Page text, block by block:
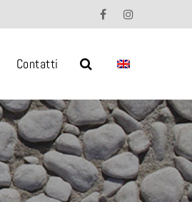
Contatti